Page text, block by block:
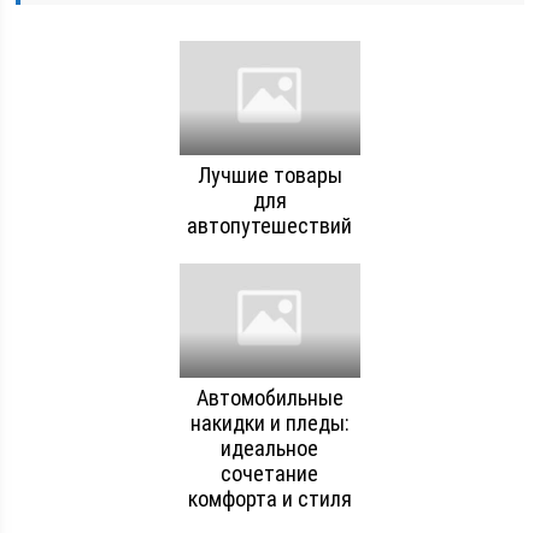
Лучшие товары
для
автопутешествий
Автомобильные
накидки и пледы:
идеальное
сочетание
комфорта и стиля